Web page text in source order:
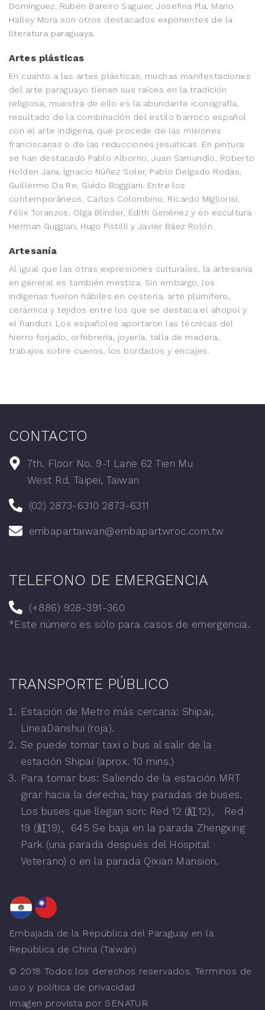
Domínguez. Rubén Bareiro Saguier, Josefina Pla, Mario
Halley Mora son otros destacados exponentes de la
literatura paraguaya.
Artes plásticas
En cuanto a las artes plásticas, muchas manifestaciones
del arte paraguayo tienen sus raíces en la tradición
religiosa, muestra de ello es la abundante iconografía,
resultado de la combinación del estilo barroco español
con el arte indígena, que procede de las misiones
franciscanas o de las reducciones jesuíticas. En pintura
se han destacado Pablo Alborno, Juan Samundio, Roberto
Holden Jara, Ignacio Núñez Soler, Pablo Delgado Rodas,
Guillermo Da Re, Guido Boggiani. Entre los
contemporáneos, Carlos Colombino, Ricardo Migliorisi,
Félix Toranzos, Olga Blinder, Edith Giménez y en escultura
Herman Guggiari, Hugo Pistilli y Javier Báez Rolón.
Artesanía
Al igual que las otras expresiones culturales, la artesanía
en general es también mestiza. Sin embargo, los
indígenas fueron hábiles en cestería, arte plumífero,
cerámica y tejidos entre los que se destaca el ahopoi y
el ñanduti. Los españoles aportaron las técnicas del
hierro forjado, orfebrería, joyería, talla de madera,
trabajos sobre cueros, los bordados y encajes.
CONTACTO
7th. Floor No. 9-1 Lane 62 Tien Mu
West Rd. Taipei, Taiwan
(02) 2873-6310 2873-6311
embapartaiwan@embapartwroc.com.tw
TELEFONO DE EMERGENCIA
(+886) 928-391-360
*Este número es sólo para casos de emergencia.
TRANSPORTE PÚBLICO
Estación de Metro más cercana: Shipai,
LíneaDanshui (roja).
Se puede tomar taxi o bus al salir de la
estación Shipai (aprox. 10 mins.)
Para tomar bus: Saliendo de la estación MRT
girar hacia la derecha, hay paradas de buses.
Los buses que llegan son: Red 12 (紅12)、 Red
19 (紅19)、645 Se baja en la parada Zhengxing
Park (una parada después del Hospital
Veterano) o en la parada Qixian Mansion.
Embajada de la República del Paraguay en la
República de China (Taiwán)
© 2018 Todos los derechos reservados. Términos de
uso y política de privacidad
Imagen provista por SENATUR